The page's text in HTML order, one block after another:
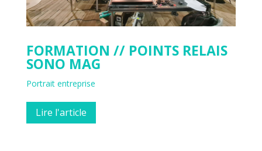
FORMATION // POINTS RELAIS
SONO MAG
Portrait entreprise
Lire l'article